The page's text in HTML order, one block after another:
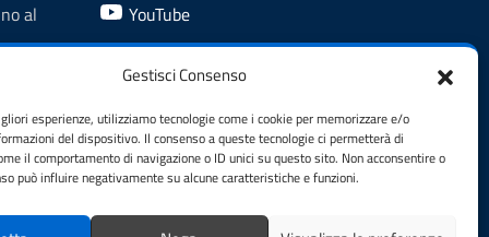
Gestisci Consenso
esperienze, utilizziamo tecnologie come i cookie per memorizzare e/o
del dispositivo. Il consenso a queste tecnologie ci permetterà di
il comportamento di navigazione o ID unici su questo sito. Non acconsentire o
può influire negativamente su alcune caratteristiche e funzioni.
al
YouTube